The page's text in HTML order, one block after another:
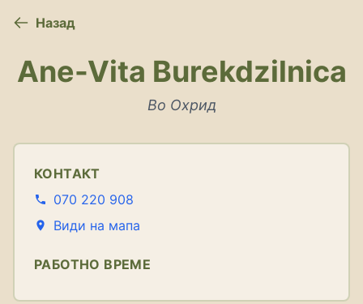
Назад
Ane-Vita Burekdzilnica
Во Охрид
КОНТАКТ
070 220 908
Види на мапа
РАБОТНО ВРЕМЕ